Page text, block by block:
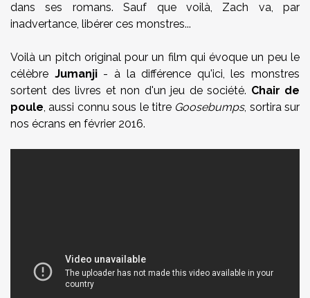
dans ses romans. Sauf que voilà, Zach va, par
inadvertance, libérer ces monstres...
Voilà un pitch original pour un film qui évoque un peu le
célèbre Jumanji- à la différence qu'ici, les monstres
sortent des livres et non d'un jeu de société. Chair de
poule, aussi connu sous le titre Goosebumps, sortira sur
nos écrans en février 2016.